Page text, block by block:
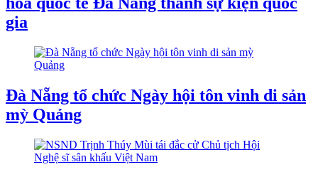
gia
Đà Nẵng tổ chức Ngày hội tôn vinh di sản
mỳ Quảng